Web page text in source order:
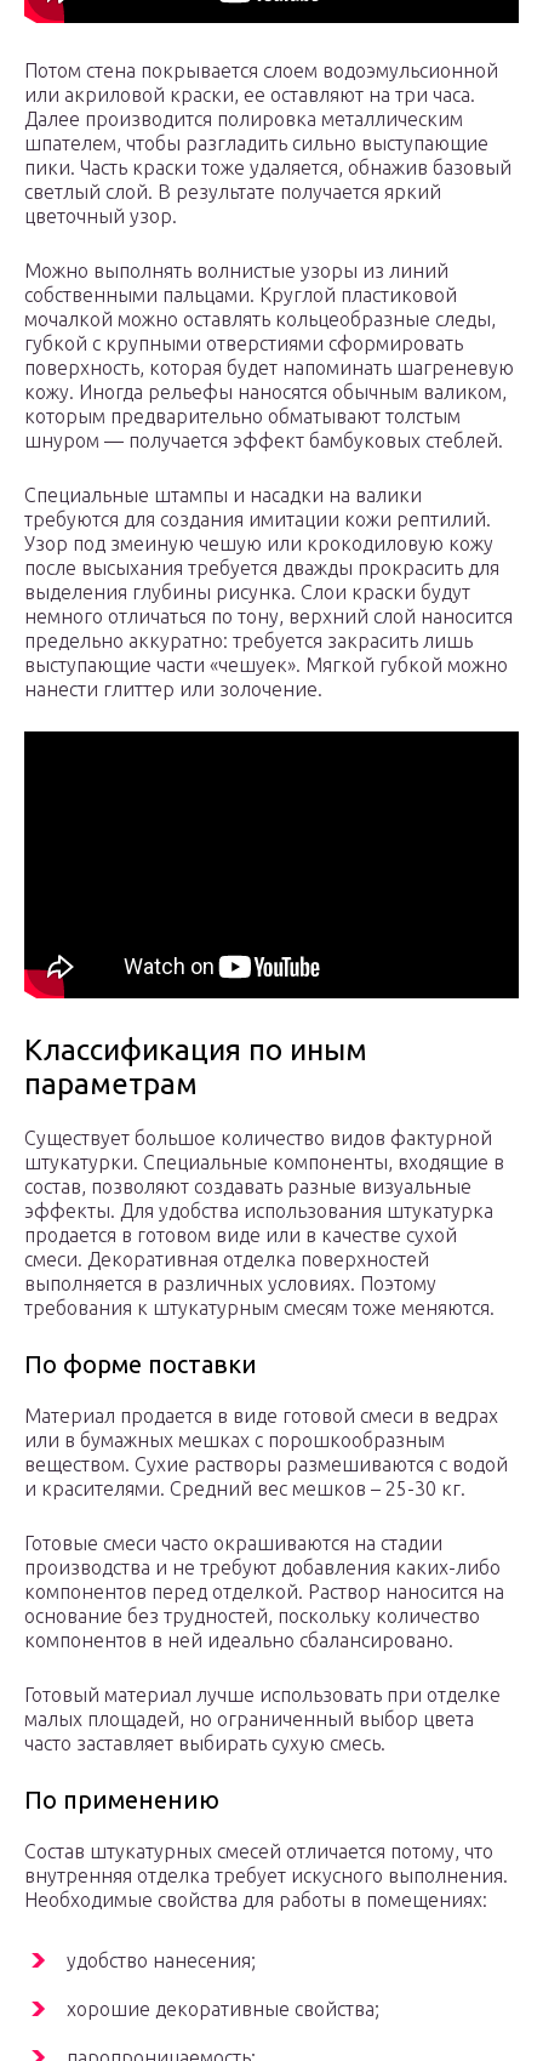
Потом стена покрывается слоем водоэмульсионной
или акриловой краски, ее оставляют на три часа.
Далее производится полировка металлическим
шпателем, чтобы разгладить сильно выступающие
пики. Часть краски тоже удаляется, обнажив базовый
светлый слой. В результате получается яркий
цветочный узор.
Можно выполнять волнистые узоры из линий
собственными пальцами. Круглой пластиковой
мочалкой можно оставлять кольцеобразные следы,
губкой с крупными отверстиями сформировать
поверхность, которая будет напоминать шагреневую
кожу. Иногда рельефы наносятся обычным валиком,
которым предварительно обматывают толстым
шнуром — получается эффект бамбуковых стеблей.
Специальные штампы и насадки на валики
требуются для создания имитации кожи рептилий.
Узор под змеиную чешую или крокодиловую кожу
после высыхания требуется дважды прокрасить для
выделения глубины рисунка. Слои краски будут
немного отличаться по тону, верхний слой наносится
предельно аккуратно: требуется закрасить лишь
выступающие части «чешуек». Мягкой губкой можно
нанести глиттер или золочение.
Классификация по иным
параметрам
Существует большое количество видов фактурной
штукатурки. Специальные компоненты, входящие в
состав, позволяют создавать разные визуальные
эффекты. Для удобства использования штукатурка
продается в готовом виде или в качестве сухой
смеси. Декоративная отделка поверхностей
выполняется в различных условиях. Поэтому
требования к штукатурным смесям тоже меняются.
По форме поставки
Материал продается в виде готовой смеси в ведрах
или в бумажных мешках с порошкообразным
веществом. Сухие растворы размешиваются с водой
и красителями. Средний вес мешков – 25-30 кг.
Готовые смеси часто окрашиваются на стадии
производства и не требуют добавления каких-либо
компонентов перед отделкой. Раствор наносится на
основание без трудностей, поскольку количество
компонентов в ней идеально сбалансировано.
Готовый материал лучше использовать при отделке
малых площадей, но ограниченный выбор цвета
часто заставляет выбирать сухую смесь.
По применению
Состав штукатурных смесей отличается потому, что
внутренняя отделка требует искусного выполнения.
Необходимые свойства для работы в помещениях:
удобство нанесения;
хорошие декоративные свойства;